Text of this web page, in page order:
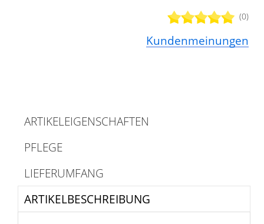
(0)
Kundenmeinungen
ARTIKELBESCHREIBUNG
ARTIKELEIGENSCHAFTEN
PFLEGE
LIEFERUMFANG